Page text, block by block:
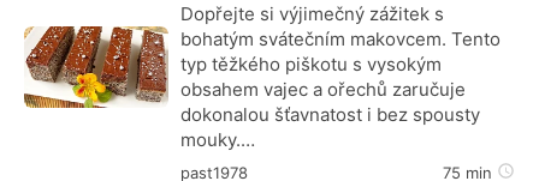
Dopřejte si výjimečný zážitek s
bohatým svátečním makovcem. Tento
typ těžkého piškotu s vysokým
obsahem vajec a ořechů zaručuje
dokonalou šťavnatost i bez spousty
mouky.…
past1978 75 min